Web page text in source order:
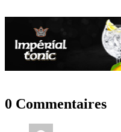
0 Commentaires